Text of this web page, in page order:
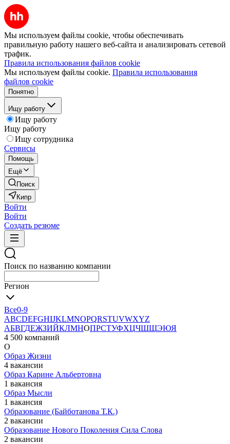
Мы используем файлы cookie, чтобы обеспечивать
правильную работу нашего веб-сайта и анализировать сетевой
трафик.
Правила использования файлов cookie
Мы используем файлы cookie. Правила использования
файлов cookie
Понятно
Ищу работу
Ищу работу
Ищу работу
Ищу сотрудника
Сервисы
Помощь
Ещё
Поиск
Кипр
Войти
Войти
Создать резюме
Поиск по названию компании
Регион
Все0-9
ABCDEFGHIJKLMNOPQRSTUVWXYZ
АБВГДЕЖЗИЙКЛМНОПРСТУФХЦЧШЩЭЮЯ
4 500 компаний
О
Образ Жизни
4 вакансии
Образ Карине Альбертовна
1 вакансия
Образ Мысли
1 вакансия
Образование (Байботанова Т.К.)
2 вакансии
Образование Нового Поколения Сила Слова
2 вакансии